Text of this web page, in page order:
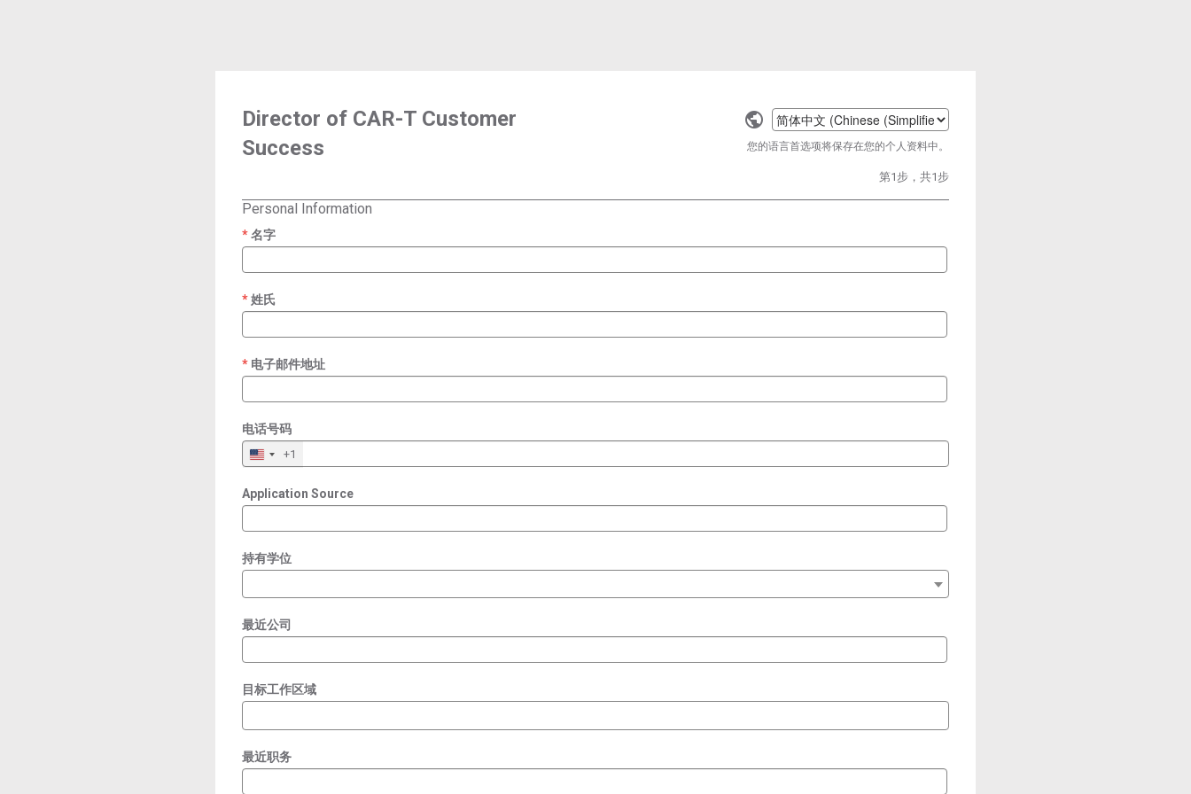
Select
a
language
您的语言首选项将保存在您的个人资料中。
Director of CAR-T Customer
Success
第1步，共1步
Personal Information
名字
required
姓氏
required
电子邮件地址
required
电话号码
+1
Application Source
持有学位
最近公司
目标工作区域
最近职务